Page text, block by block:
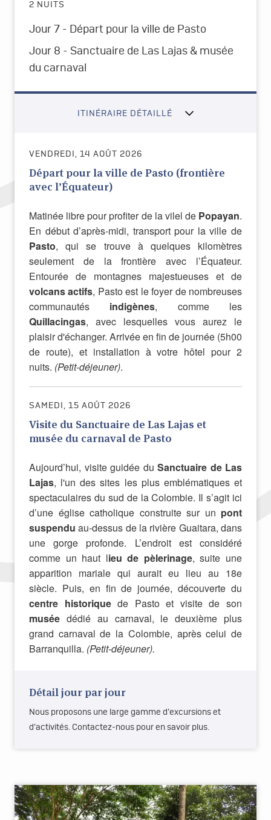
2 NUITS
Jour 7 - Départ pour la ville de Pasto
Jour 8 - Sanctuaire de Las Lajas & musée
du carnaval
ITINÉRAIRE DÉTAILLÉ
VENDREDI, 14 AOÛT 2026
Départ pour la ville de Pasto (frontière
avec l’Équateur)
Matinée libre pour profiter de la vilel de Popayan.
En début d’après-midi, transport pour la ville de
Pasto, qui se trouve à quelques kilomètres
seulement de la frontière avec l’Équateur.
Entourée de montagnes majestueuses et de
volcans actifs, Pasto est le foyer de nombreuses
communautés indigènes, comme les
Quillacingas, avec lesquelles vous aurez le
plaisir d'échanger. Arrivée en fin de journée (5h00
de route), et installation à votre hôtel pour 2
nuits. (Petit-déjeuner).
SAMEDI, 15 AOÛT 2026
Visite du Sanctuaire de Las Lajas et
musée du carnaval de Pasto
Aujourd’hui, visite guidée du Sanctuaire de Las
Lajas, l'un des sites les plus emblématiques et
spectaculaires du sud de la Colombie. Il s’agit ici
d’une église catholique construite sur un pont
suspendu au-dessus de la rivière Guaitara, dans
une gorge profonde. L’endroit est considéré
comme un haut lieu de pèlerinage, suite une
apparition mariale qui aurait eu lieu au 18e
siècle. Puis, en fin de journée, découverte du
centre historiquede Pasto et visite de son
musée dédié au carnaval, le deuxième plus
grand carnaval de la Colombie, après celui de
Barranquilla. (Petit-déjeuner).
Détail jour par jour
Nous proposons une large gamme d’excursions et
d’activités. Contactez-nous pour en savoir plus.